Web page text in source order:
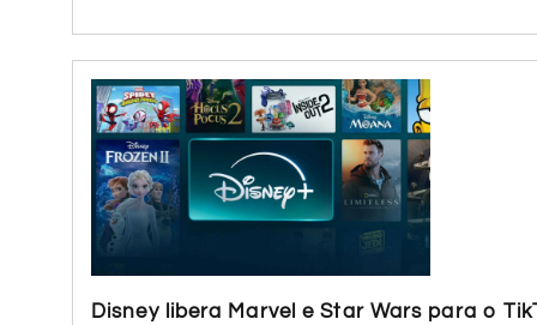
Disney libera Marvel e Star Wars para o